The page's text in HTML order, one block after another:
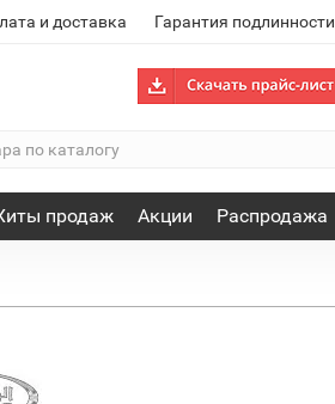
и доставка Гарантия подлинности
продаж Акции Распродажа